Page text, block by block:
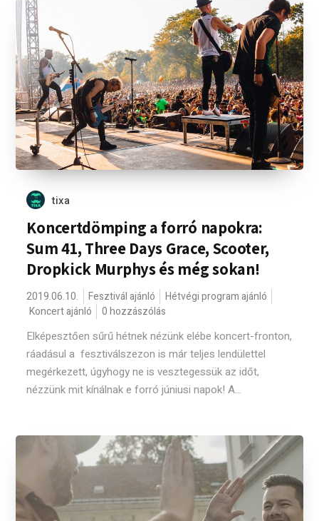
tixa
Koncertdömping a forró napokra:
Sum 41, Three Days Grace, Scooter,
Dropkick Murphys és még sokan!
2019.06.10. Fesztivál ajánló
Hétvégi program ajánló
Koncert ajánló
0 hozzászólás
Elképesztően sűrű hétnek nézünk elébe koncert-fronton,
ráadásul a fesztiválszezon is már teljes lendülettel
megérkezett, úgyhogy ne is vesztegessük az időt,
nézzünk mit kínálnak e forró júniusi napok! A...